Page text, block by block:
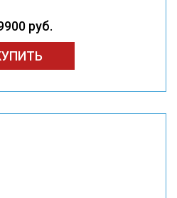
руб.